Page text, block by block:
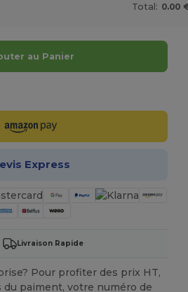
Total: 0.00
au Panier
Express
Livraison Rapide
Pour profiter des prix HT,
du paiment, votre numéro de